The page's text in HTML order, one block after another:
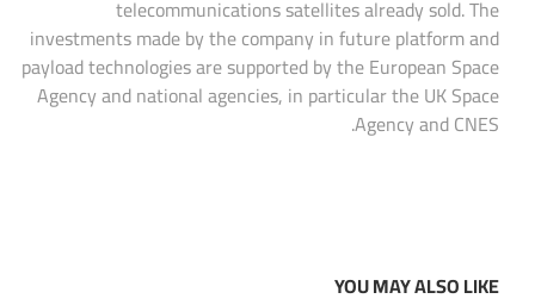
telecommunications satellites already sold. The
investments made by the company in future platform and
payload technologies are supported by the European Space
Agency and national agencies, in particular the UK Space
Agency and CNES.
YOU MAY ALSO LIKE